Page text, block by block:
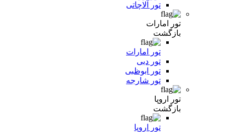
تور آلاچاتی
تور امارات
بازگشت
تور امارات
تور دبی
تور ابوظبی
تور شارجه
تور اروپا
بازگشت
تور اروپا